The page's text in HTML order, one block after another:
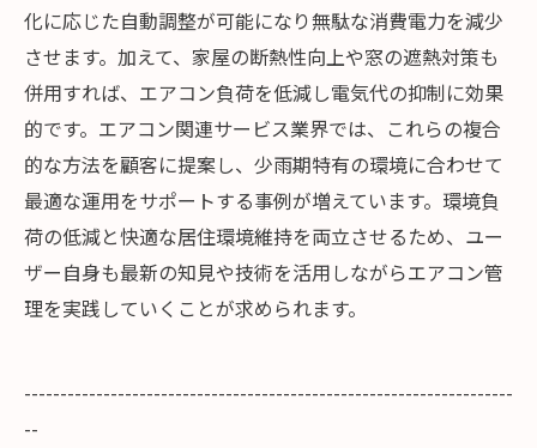
化に応じた自動調整が可能になり無駄な消費電力を減少
させます。加えて、家屋の断熱性向上や窓の遮熱対策も
併用すれば、エアコン負荷を低減し電気代の抑制に効果
的です。エアコン関連サービス業界では、これらの複合
的な方法を顧客に提案し、少雨期特有の環境に合わせて
最適な運用をサポートする事例が増えています。環境負
荷の低減と快適な居住環境維持を両立させるため、ユー
ザー自身も最新の知見や技術を活用しながらエアコン管
理を実践していくことが求められます。
--------------------------------------------------------------------
--